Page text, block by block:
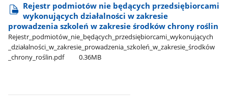
Rejestr podmiotów nie będących przedsiębiorcami
wykonujących działalności w zakresie
prowadzenia szkoleń w zakresie środków chrony roślin
Rejestr​_podmiotów​_nie​_będących​_przedsiębiorcami​_wykonujących​
_działalności​_w​_zakresie​_prowadzenia​_szkoleń​_w​_zakresie​_środków​
_chrony​_roślin.pdf
0.36MB